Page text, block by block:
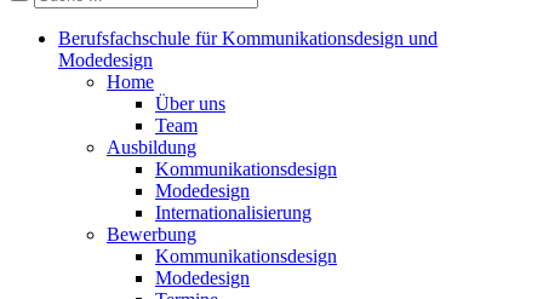
Berufsfachschule für Kommunikationsdesign und
Modedesign
Home
Über uns
Team
Ausbildung
Kommunikationsdesign
Modedesign
Internationalisierung
Bewerbung
Kommunikationsdesign
Modedesign